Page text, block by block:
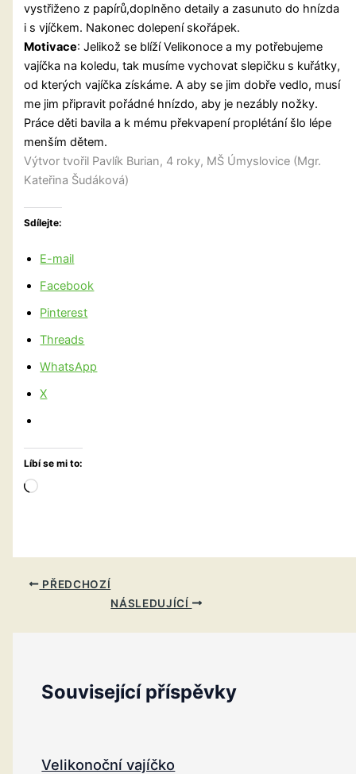
vystřiženo z papírů,doplněno detaily a zasunuto do hnízda
i s vjíčkem. Nakonec dolepení skořápek.
Motivace: Jelikož se blíží Velikonoce a my potřebujeme
vajíčka na koledu, tak musíme vychovat slepičku s kuřátky,
od kterých vajíčka získáme. A aby se jim dobře vedlo, musí
me jim připravit pořádné hnízdo, aby je nezábly nožky.
Práce děti bavila a k mému překvapení proplétání šlo lépe
menším dětem.
Výtvor tvořil Pavlík Burian, 4 roky, MŠ Úmyslovice (Mgr.
Kateřina Šudáková)
Sdílejte:
E-mail
Facebook
Pinterest
Threads
WhatsApp
X
Líbí se mi to:
Načítání…
PŘEDCHOZÍ
NÁSLEDUJÍCÍ
Související příspěvky
Velikonoční vajíčko